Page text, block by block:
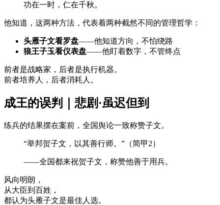
功在一时，仁在千秋。
他知道，这两种方法，代表着两种截然不同的管理哲学：
头雁子文看罗盘——他知道方向，不怕绕路
狼王子玉看仪表盘——他盯着数字，不管终点
前者是战略家，后者是执行机器。
前者培养人，后者消耗人。
成王的误判｜悲剧·虽迟但到
练兵的结果摆在案前，全国舆论一致称赞子文。
“举邦贺子文，以其善行师。”（简甲2）
——全国都来祝贺子文，称赞他善于用兵。
风向明朗，
从大臣到百姓，
都认为头雁子文是最佳人选。